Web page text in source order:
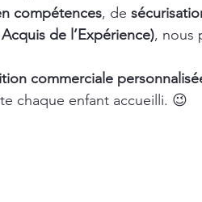
compétences, de
de l’Expérience), nous
commerciale
chaque enfant accueilli. 😉